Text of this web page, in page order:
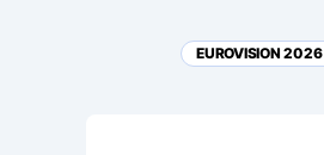
EUROVISION 2026